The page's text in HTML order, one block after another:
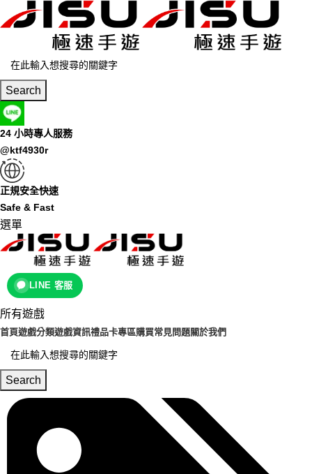
Search
24 小時專人服務
@ktf4930r
正規安全快速
Safe & Fast
選單
LINE 客服
所有遊戲
首頁遊戲分類遊戲資訊禮品卡專區購買常見問題關於我們
Search